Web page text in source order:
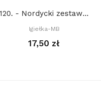
120. - Nordycki zestaw świąteczny 12. (PDF)
Igiełka-MB
17,50 zł